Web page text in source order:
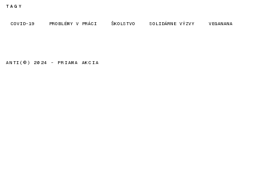
TAGY
COVID-19 PROBLÉMY V PRÁCI ŠKOLSTVO SOLIDÁRNE VÝZVY VEGANANA
ANTI(©) 2024 - PRIAMA AKCIA